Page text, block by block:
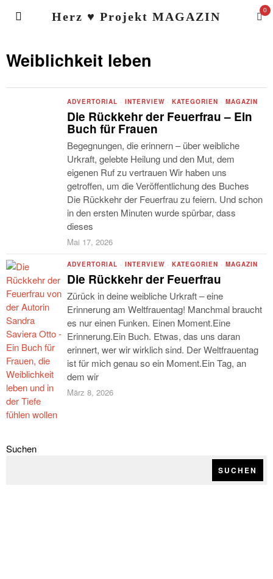
Herz ♥ Projekt MAGAZIN 0
Weiblichkeit leben
ADVERTORIAL · INTERVIEW · KATEGORIEN · MAGAZIN
Die Rückkehr der Feuerfrau – Ein
Buch für Frauen
Begegnungen, die erinnern – über weibliche
Urkraft, gelebte Heilung und den Mut, dem
eigenen Ruf zu vertrauen Wir haben uns
getroffen, um die Veröffentlichung des Buches
Die Rückkehr der Feuerfrau zu feiern. Und schon
in den ersten Minuten wurde spürbar, dass
dieses
Mai 17, 2026
ADVERTORIAL · INTERVIEW · KATEGORIEN · MAGAZIN
Die Rückkehr der Feuerfrau
Zürück in deine weibliche Urkraft – eine
Erinnerung am Weltfrauentag! Manchmal braucht
es nur einen Funken. Einen Moment.Eine
Erinnerung.Ein Buch. Etwas, das uns daran
erinnert, wer wir wirklich sind. Der Weltfrauentag
ist für mich genau so ein Moment.Ein Tag, an
dem wir
März 8, 2026
Suchen
SUCHEN